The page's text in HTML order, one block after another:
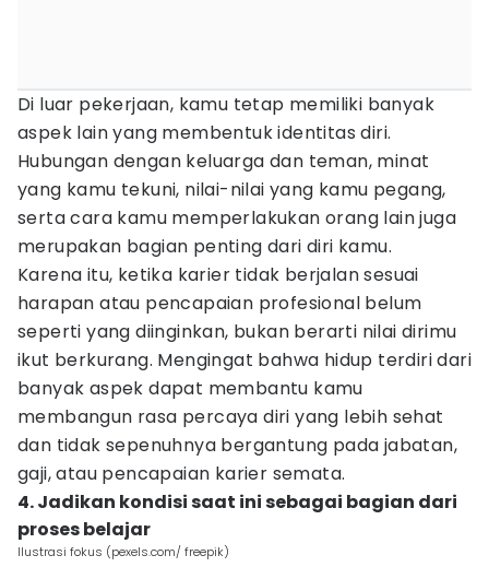
Di luar pekerjaan, kamu tetap memiliki banyak
aspek lain yang membentuk identitas diri.
Hubungan dengan keluarga dan teman, minat
yang kamu tekuni, nilai-nilai yang kamu pegang,
serta cara kamu memperlakukan orang lain juga
merupakan bagian penting dari diri kamu.
Karena itu, ketika karier tidak berjalan sesuai
harapan atau pencapaian profesional belum
seperti yang diinginkan, bukan berarti nilai dirimu
ikut berkurang. Mengingat bahwa hidup terdiri dari
banyak aspek dapat membantu kamu
membangun rasa percaya diri yang lebih sehat
dan tidak sepenuhnya bergantung pada jabatan,
gaji, atau pencapaian karier semata.
4. Jadikan kondisi saat ini sebagai bagian dari
proses belajar
Ilustrasi fokus (pexels.com/ freepik)